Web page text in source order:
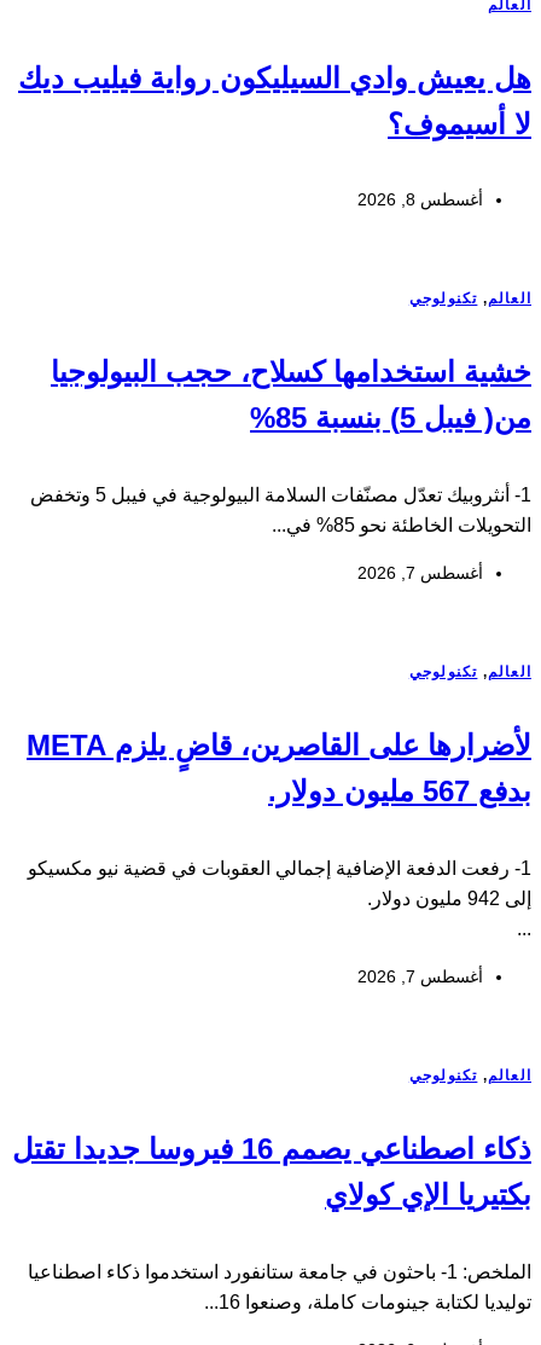
العالم
هل يعيش وادي السيليكون رواية فيليب ديك
لا أسيموف؟
أغسطس 8, 2026
العالم, تكنولوجي
خشية استخدامها كسلاح، حجب البيولوجيا
من( فيبل 5) بنسبة 85%
1- أنثروبيك تعدّل مصنّفات السلامة البيولوجية في فيبل 5 وتخفض
التحويلات الخاطئة نحو 85% في...
أغسطس 7, 2026
العالم, تكنولوجي
لأضرارها على القاصرين، قاضٍ يلزم META
بدفع 567 مليون دولار.
1- رفعت الدفعة الإضافية إجمالي العقوبات في قضية نيو مكسيكو
إلى 942 مليون دولار.
...
أغسطس 7, 2026
العالم, تكنولوجي
ذكاء اصطناعي يصمم 16 فيروسا جديدا تقتل
بكتيريا الإي كولاي
الملخص: 1- باحثون في جامعة ستانفورد استخدموا ذكاء اصطناعيا
توليديا لكتابة جينومات كاملة، وصنعوا 16...